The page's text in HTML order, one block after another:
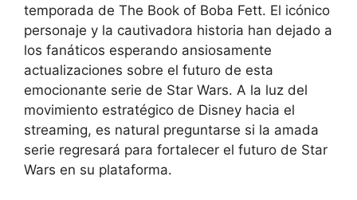
temporada de The Book of Boba Fett. El icónico
personaje y la cautivadora historia han dejado a
los fanáticos esperando ansiosamente
actualizaciones sobre el futuro de esta
emocionante serie de Star Wars. A la luz del
movimiento estratégico de Disney hacia el
streaming, es natural preguntarse si la amada
serie regresará para fortalecer el futuro de Star
Wars en su plataforma.